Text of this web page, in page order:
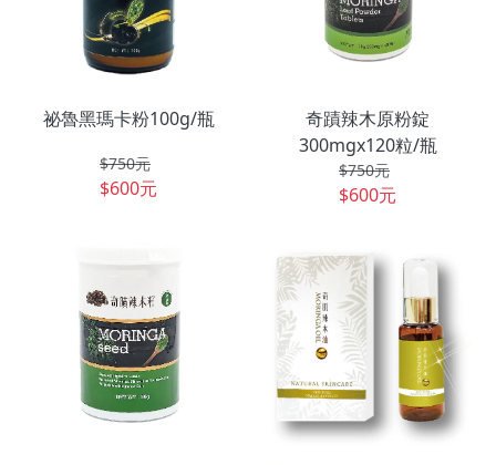
祕魯黑瑪卡粉100g/瓶
$750元
$600元
奇蹟辣木原粉錠
300mgx120粒/瓶
$750元
$600元